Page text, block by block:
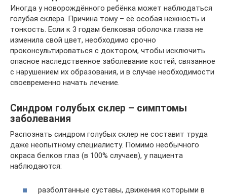
Иногда у новорождённого ребёнка может наблюдаться
голубая склера. Причина тому – её особая нежность и
тонкость. Если к 3 годам белковая оболочка глаза не
изменила свой цвет, необходимо срочно
проконсультироваться с доктором, чтобы исключить
опасное наследственное заболевание костей, связанное
с нарушением их образования, и в случае необходимости
своевременно начать лечение.
Синдром голубых склер – симптомы
заболевания
Распознать синдром голубых склер не составит труда
даже неопытному специалисту. Помимо необычного
окраса белков глаз (в 100% случаев), у пациента
наблюдаются:
разболтанные суставы, движения которыми в